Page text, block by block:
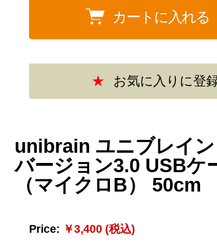
unibrain ユニブレイン
バージョン3.0 USBケ
（マイクロB） 50cm
Price: ￥3,400 (税込)